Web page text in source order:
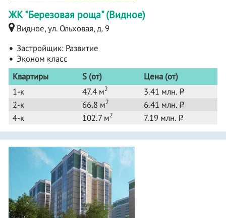
ЖК "Березовая роща" (Видное)
Видное, ул. Ольховая, д. 9
Застройщик: Развитие
Эконом класс
Квартиры
S (от)
Цена (от)
1-к
47.4 м2 3.41 млн. o
2-к 66.8 м2 6.41 млн. o
4-к 102.7 м2 7.19 млн. o